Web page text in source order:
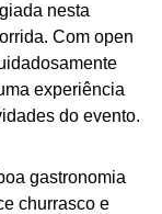
nesta
Com open
experiência
do evento.
gastronomia
churrasco e